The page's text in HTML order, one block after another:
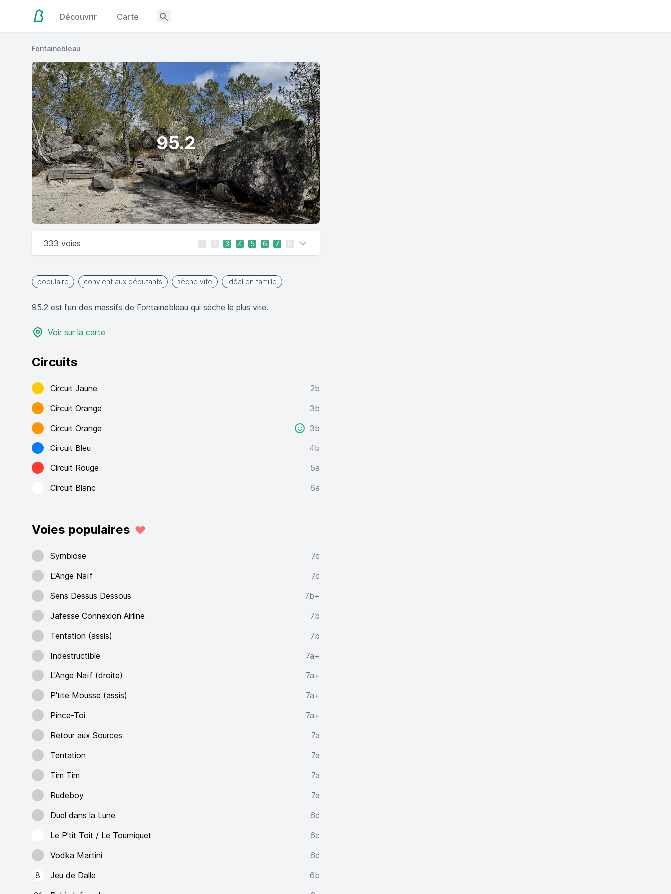
Découvrir Carte
Fontainebleau
95.2
333 voies 1 2 3 4 5 6 7 8
populaire convient aux débutants sèche vite idéal en famille
95.2 est l'un des massifs de Fontainebleau qui sèche le plus vite.
Voir sur la carte
Circuits
Circuit Jaune
2b
Circuit Orange
3b
Circuit Orange
3b
Circuit Bleu
4b
Circuit Rouge
5a
Circuit Blanc
6a
Voies populaires
Symbiose
7c
L'Ange Naïf
7c
Sens Dessus Dessous
7b+
Jafesse Connexion Airline
7b
Tentation (assis)
7b
Indestructible
7a+
L'Ange Naïf (droite)
7a+
P'tite Mousse (assis)
7a+
Pince-Toi
7a+
Retour aux Sources
7a
Tentation
7a
Tim Tim
7a
Rudeboy
7a
Duel dans la Lune
6c
Le P'tit Toit / Le Tourniquet
6c
Vodka Martini
6c
8
Jeu de Dalle
6b